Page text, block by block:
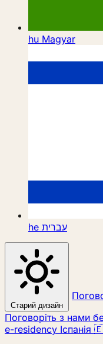
hu Magyar
he עברית
Старий дизайн
Поговоріть з нами
e-residency Іспанія